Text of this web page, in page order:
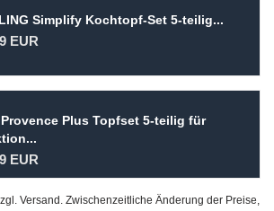
Simplify Kochtopf-Set 5-teilig...
EUR
Provence Plus Topfset 5-teilig für
EUR
Versand. Zwischenzeitliche Änderung der Preise,